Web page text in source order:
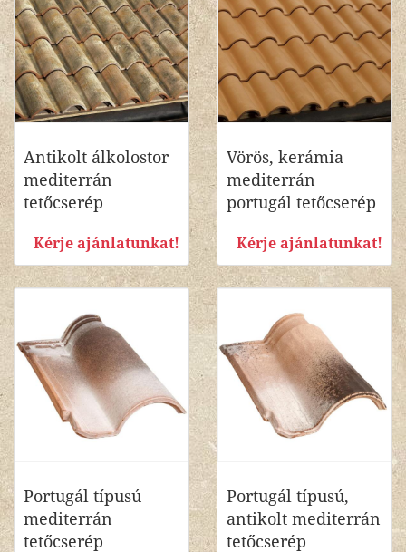
Antikolt álkolostor
mediterrán
tetőcserép
Kérje ajánlatunkat!
Vörös, kerámia
mediterrán
portugál tetőcserép
Kérje ajánlatunkat!
Portugál típusú
mediterrán
tetőcserép
Portugál típusú,
antikolt mediterrán
tetőcserép